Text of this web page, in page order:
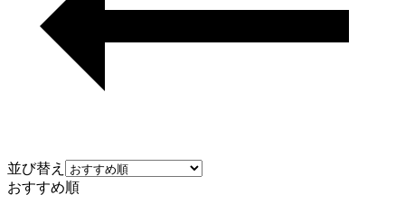
並び替え
おすすめ順